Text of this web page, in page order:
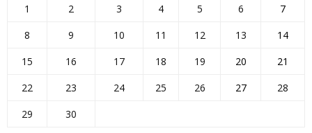
1 2 3 4 5 6
7
8
9 10 11 12 13
14
15
16 17 18 19 20
21
22
23 24 25 26 27
28
29
30